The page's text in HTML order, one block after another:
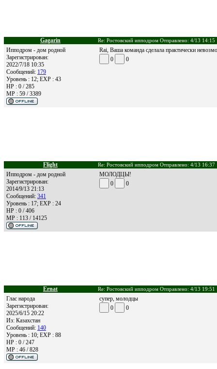
Gagarin Re: Ростовский ипподром Отправлено: 4/13 14:15
Ипподром - дом родной
Зарегистрирован:
2022/7/18 10:35
Сообщений: 179
Уровень : 12; EXP : 43
HP : 0 / 285
MP : 59 / 3389
Rai, Ваша команда сделала практически
0
0
Flight Re: Ростовский ипподром Отправлено: 4/13 16:37
Ипподром - дом родной
Зарегистрирован:
2014/9/13 21:13
Сообщений: 341
Уровень : 17; EXP : 24
HP : 0 / 406
MP : 113 / 14125
МОЛОДЦЫ!
0
0
Ernat Re: Ростовский ипподром Отправлено: 4/13 19:51
Глас народа
Зарегистрирован:
2025/6/15 20:22
Из: Казахстан
Сообщений: 140
Уровень : 10; EXP : 88
HP : 0 / 247
MP : 46 / 828
супер, молодцы
0
0